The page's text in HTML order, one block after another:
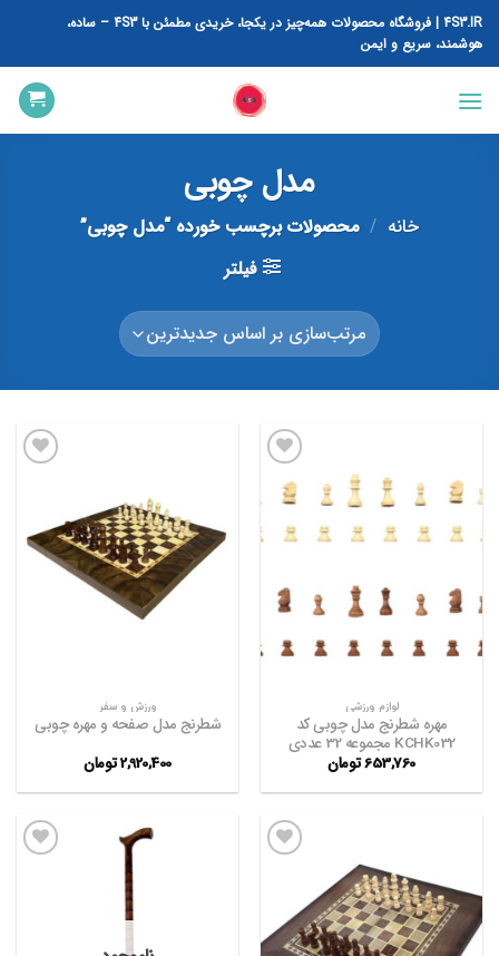
پرش
محتوا
4S3.IR | فروشگاه محصولات همه‌چیز در یکجا، خریدی مطمئن با 4S3 – ساده،
هوشمند، سریع و ایمن
مدل چوبی
خانه / محصولات برچسب خورده “مدل چوبی”
فیلتر
به
علاقه
لوازم ورزشی
مهره شطرنج مدل چوبی کد
KCHK032 مجموعه 32 عددی
653,760تومان
به
علاقه
مندی
ورزش و سفر
شطرنج مدل صفحه و مهره چوبی
2,920,400تومان
افزودن
به
علاقه